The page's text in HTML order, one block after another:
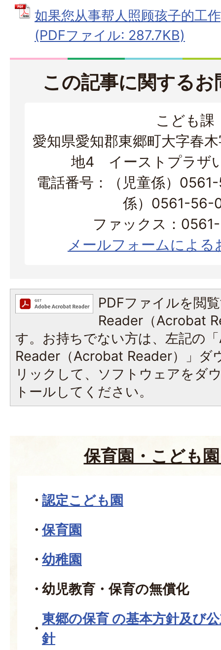
如果您从事帮人照顾孩子的工
(PDFファイル: 287.7KB)
この記事に関する
こども課
愛知県愛知郡東郷町大字春
地4 イーストプラザ
電話番号：（児童係）
係）0561-56-
ファックス：
メールフォームによる
PDFファイルを閲
Reader（Acrobat
す。お持ちでない方は、左記の
Reader（Acrobat Reader）」ダ
リックして、ソフトウェアをダ
トールしてください。
保育園・こども
認定こども園
保育園
幼稚園
幼児教育・保育の無償化
東郷の保育 の基本方針及び
針